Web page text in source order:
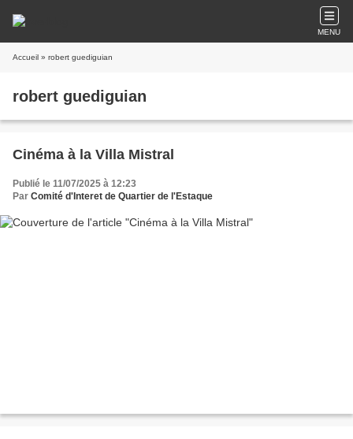
MENU
Accueil » robert guediguian
robert guediguian
Cinéma à la Villa Mistral
Publié le 11/07/2025 à 12:23
Par Comité d'Interet de Quartier de l'Estaque